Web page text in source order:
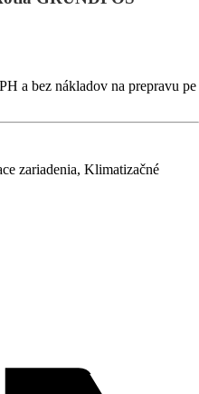
a bez nákladov na prepravu pe
zariadenia, Klimatizačné